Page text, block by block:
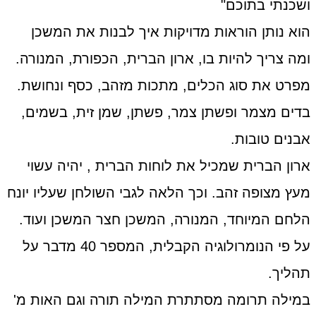
ושכנתי בתוכם"
הוא נותן הוראות מדויקות איך לבנות את המשכן
ומה צריך להיות בו, ארון הברית, הכפורת, המנורה.
מפרט את סוג הכלים, מתכות מזהב, כסף ונחושת.
בדים מצמר ופשתן צמר, פשתן, שמן זית, בשמים,
אבנים טובות.
ארון הברית שמכיל את לוחות הברית , יהיה עשוי
מעץ מצופה זהב. וכך הלאה לגבי השולחן שעליו יונח
הלחם המיוחד, המנורה, המשכן חצר המשכן ועוד.
על פי הנומרולוגיה הקבלית, המספר 40 מדבר על
תהליך.
במילה תרומה מסתתרת המילה תורה וגם האות מ'